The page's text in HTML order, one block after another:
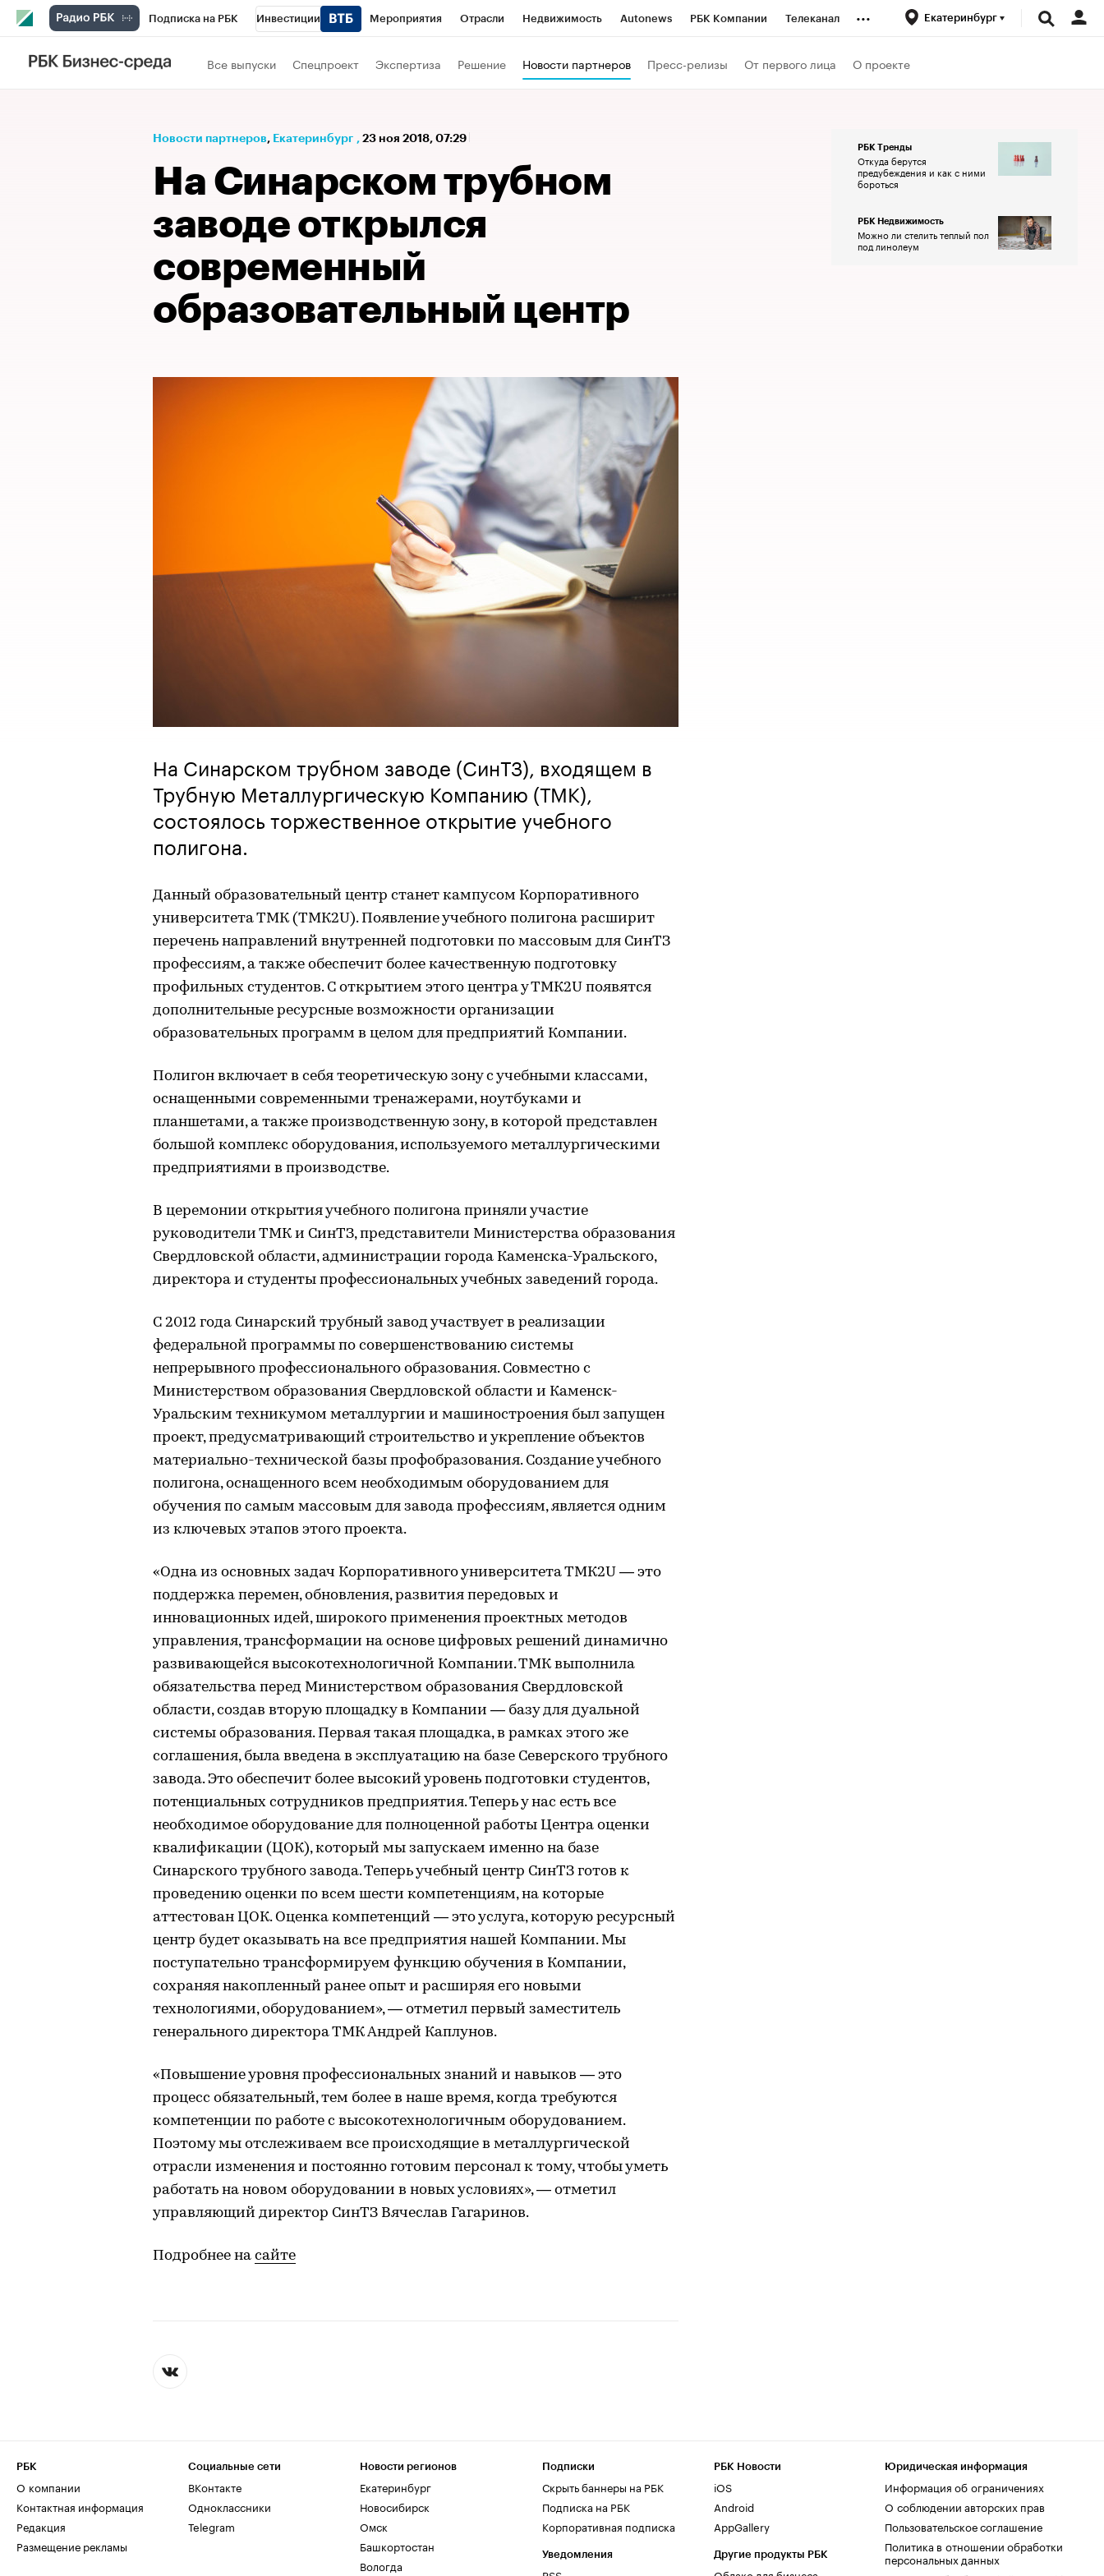
Подписка на РБК Инвестиции Мероприятия Отрасли Недвижимость Autonews РБК Компании Телеканал
РБК Вино
Проверка контрагентов Технологии и медиа
... Екатеринбург
Все выпуски Спецпроект Экспертиза Решение Новости партнеров Пресс-релизы От первого лица О проекте
Новости партнеров⁠, Екатеринбург , 23 ноя 2018, 07:29
На Синарском трубном
заводе открылся
современный
образовательный центр
На Синарском трубном заводе (СинТЗ), входящем в
Трубную Металлургическую Компанию (ТМК),
состоялось торжественное открытие учебного
полигона.
Данный образовательный центр станет кампусом Корпоративного
университета ТМК (ТМК2U). Появление учебного полигона расширит
перечень направлений внутренней подготовки по массовым для СинТЗ
профессиям, а также обеспечит более качественную подготовку
профильных студентов. С открытием этого центра у ТМК2U появятся
дополнительные ресурсные возможности организации
образовательных программ в целом для предприятий Компании.
Полигон включает в себя теоретическую зону с учебными классами,
оснащенными современными тренажерами, ноутбуками и
планшетами, а также производственную зону, в которой представлен
большой комплекс оборудования, используемого металлургическими
предприятиями в производстве.
В церемонии открытия учебного полигона приняли участие
руководители ТМК и СинТЗ, представители Министерства образования
Свердловской области, администрации города Каменска-Уральского,
директора и студенты профессиональных учебных заведений города.
С 2012 года Синарский трубный завод участвует в реализации
федеральной программы по совершенствованию системы
непрерывного профессионального образования. Совместно с
Министерством образования Свердловской области и Каменск-
Уральским техникумом металлургии и машиностроения был запущен
проект, предусматривающий строительство и укрепление объектов
материально-технической базы профобразования. Создание учебного
полигона, оснащенного всем необходимым оборудованием для
обучения по самым массовым для завода профессиям, является одним
из ключевых этапов этого проекта.
«Одна из основных задач Корпоративного университета ТМК2U — это
поддержка перемен, обновления, развития передовых и
инновационных идей, широкого применения проектных методов
управления, трансформации на основе цифровых решений динамично
развивающейся высокотехнологичной Компании. ТМК выполнила
обязательства перед Министерством образования Свердловской
области, создав вторую площадку в Компании — базу для дуальной
системы образования. Первая такая площадка, в рамках этого же
соглашения, была введена в эксплуатацию на базе Северского трубного
завода. Это обеспечит более высокий уровень подготовки студентов,
потенциальных сотрудников предприятия. Теперь у нас есть все
необходимое оборудование для полноценной работы Центра оценки
квалификации (ЦОК), который мы запускаем именно на базе
Синарского трубного завода. Теперь учебный центр СинТЗ готов к
проведению оценки по всем шести компетенциям, на которые
аттестован ЦОК. Оценка компетенций — это услуга, которую ресурсный
центр будет оказывать на все предприятия нашей Компании. Мы
поступательно трансформируем функцию обучения в Компании,
сохраняя накопленный ранее опыт и расширяя его новыми
технологиями, оборудованием», — отметил первый заместитель
генерального директора ТМК Андрей Каплунов.
«Повышение уровня профессиональных знаний и навыков — это
процесс обязательный, тем более в наше время, когда требуются
компетенции по работе с высокотехнологичным оборудованием.
Поэтому мы отслеживаем все происходящие в металлургической
отрасли изменения и постоянно готовим персонал к тому, чтобы уметь
работать на новом оборудовании в новых условиях», — отметил
управляющий директор СинТЗ Вячеслав Гагаринов.
Подробнее на сайте
РБК Тренды
Откуда берутся
предубеждения и как с ними
бороться
РБК Недвижимость
Можно ли стелить теплый пол
под линолеум
РБК
О компании
Контактная информация
Редакция
Размещение рекламы
Социальные сети
ВКонтакте
Одноклассники
Telegram
Новости регионов
Екатеринбург
Новосибирск
Омск
Башкортостан
Вологда
Подписки
Скрыть баннеры на РБК
Подписка на РБК
Корпоративная подписка
Уведомления
РБК Новости
iOS
Android
AppGallery
Другие продукты РБК
Юридическая информация
Информация об ограничениях
О соблюдении авторских прав
Пользовательское соглашение
Политика в отношении обработки
персональных данных